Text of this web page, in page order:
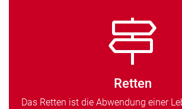
Retten
Das Retten ist die Abwendung einer